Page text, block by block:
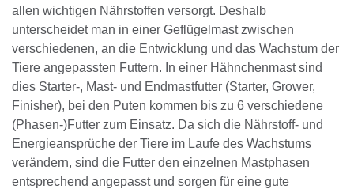
allen wichtigen Nährstoffen versorgt. Deshalb
unterscheidet man in einer Geflügelmast zwischen
verschiedenen, an die Entwicklung und das Wachstum der
Tiere angepassten Futtern. In einer Hähnchenmast sind
dies Starter-, Mast- und Endmastfutter (Starter, Grower,
Finisher), bei den Puten kommen bis zu 6 verschiedene
(Phasen-)Futter zum Einsatz. Da sich die Nährstoff- und
Energieansprüche der Tiere im Laufe des Wachstums
verändern, sind die Futter den einzelnen Mastphasen
entsprechend angepasst und sorgen für eine gute